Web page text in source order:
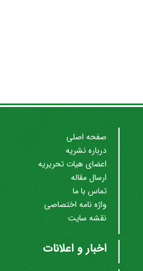
صفحه اصلی
درباره نشریه
اعضای هیات تحریریه
ارسال مقاله
تماس با ما
واژه نامه اختصاصی
نقشه سایت
اخبار و اعلانات